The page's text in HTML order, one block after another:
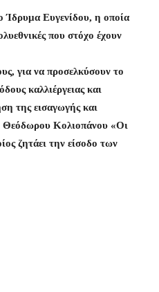
Ίδρυμα Ευγενίδου, η οποία
που στόχο έχουν
για να προσελκύσουν το
καλλιέργειας και
της εισαγωγής και
Θεόδωρου Κολιοπάνου «Οι
ζητάει την είσοδο των